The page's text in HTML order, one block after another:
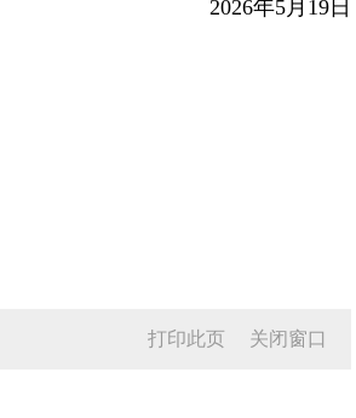
2026年5月19日
打印此页 关闭窗口